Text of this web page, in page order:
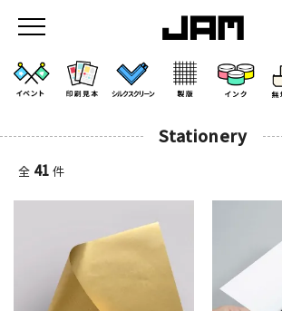
お店/ワークスペース
Stationery
全 41 件